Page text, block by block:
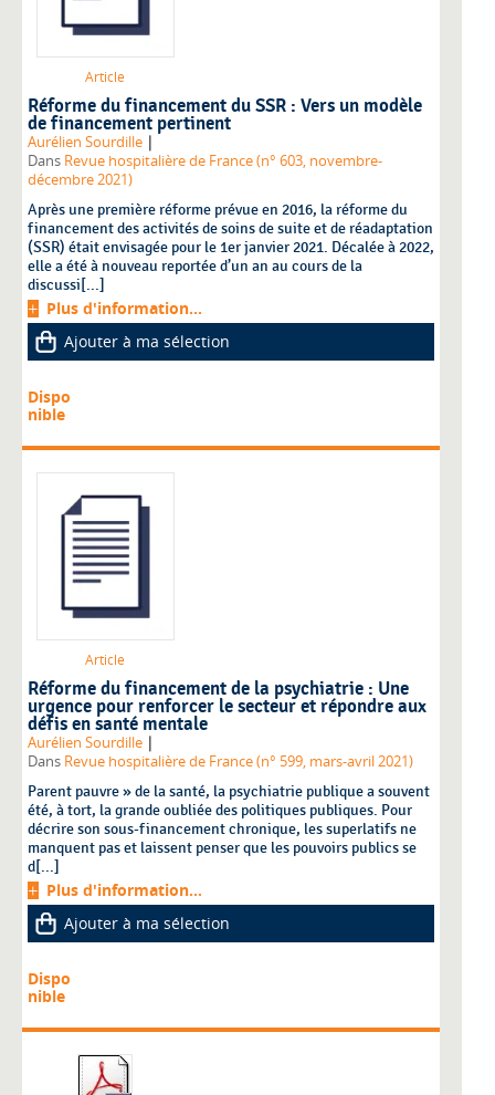
Article
Réforme du financement du SSR : Vers un modèle
de financement pertinent
Aurélien Sourdille |
Dans Revue hospitalière de France (n° 603, novembre-
décembre 2021)
Après une première réforme prévue en 2016, la réforme du
financement des activités de soins de suite et de réadaptation
(SSR) était envisagée pour le 1er janvier 2021. Décalée à 2022,
elle a été à nouveau reportée d’un an au cours de la
discussi[...]
Plus d'information...
Ajouter à ma sélection
Dispo
nible
Article
Réforme du financement de la psychiatrie : Une
urgence pour renforcer le secteur et répondre aux
défis en santé mentale
Aurélien Sourdille |
Dans Revue hospitalière de France (n° 599, mars-avril 2021)
Parent pauvre » de la santé, la psychiatrie publique a souvent
été, à tort, la grande oubliée des politiques publiques. Pour
décrire son sous-financement chronique, les superlatifs ne
manquent pas et laissent penser que les pouvoirs publics se
d[...]
Plus d'information...
Ajouter à ma sélection
Dispo
nible